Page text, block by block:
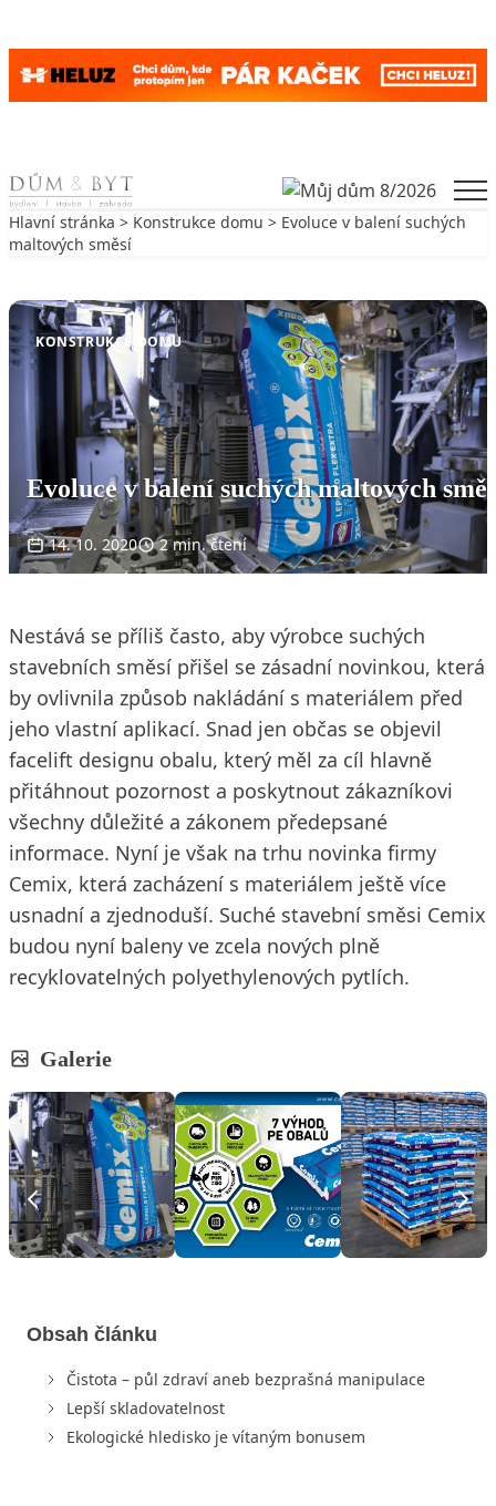
Skip to content
Hlavní stránka > Konstrukce domu > Evoluce v balení suchých
maltových směsí
KONSTRUKCE DOMU
Evoluce v balení suchých maltových
14. 10. 2020 2 min. čtení
Nestává se příliš často, aby výrobce suchých
stavebních směsí přišel se zásadní novinkou, která
by ovlivnila způsob nakládání s materiálem před
jeho vlastní aplikací. Snad jen občas se objevil
facelift designu obalu, který měl za cíl hlavně
přitáhnout pozornost a poskytnout zákazníkovi
všechny důležité a zákonem předepsané
informace. Nyní je však na trhu novinka firmy
Cemix, která zacházení s materiálem ještě více
usnadní a zjednoduší. Suché stavební směsi Cemix
budou nyní baleny ve zcela nových plně
recyklovatelných polyethylenových pytlích.
Galerie
Obsah článku
Čistota – půl zdraví aneb bezprašná manipulace
Lepší skladovatelnost
Ekologické hledisko je vítaným bonusem